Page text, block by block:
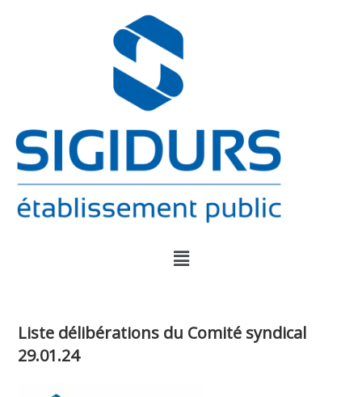
Liste délibérations du Comité syndical
29.01.24